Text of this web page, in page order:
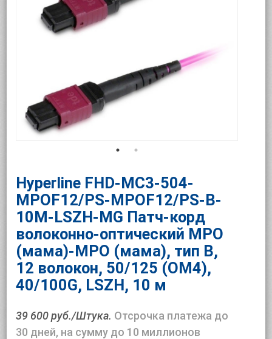
Hyperline FHD-MC3-504-
MPOF12/PS-MPOF12/PS-B-
10M-LSZH-MG Патч-корд
волоконно-оптический МРО
(мама)-МРО (мама), тип B,
12 волокон, 50/125 (OM4),
40/100G, LSZH, 10 м
39 600 руб./Штука. Отсрочка платежа до
30 дней, на сумму до 10 миллионов